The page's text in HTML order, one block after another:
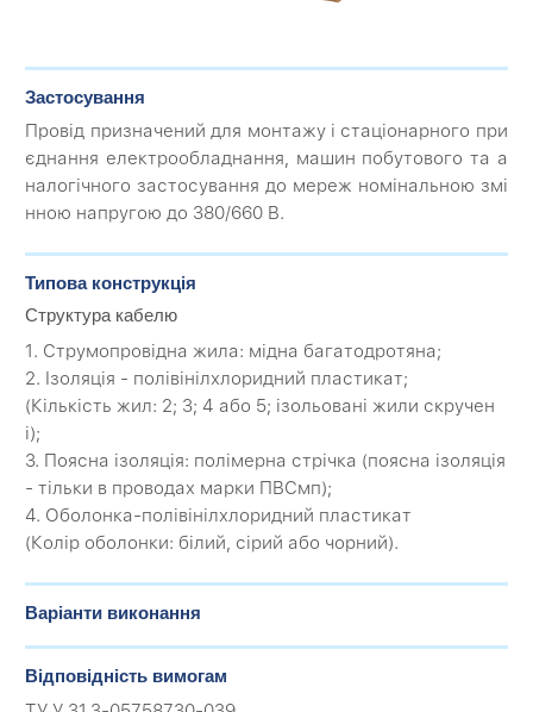
Застосування
Провід призначений для монтажу і стаціонарного при
єднання електрообладнання, машин побутового та а
налогічного застосування до мереж номінальною змі
нною напругою до 380/660 В.
Типова конструкція
Структура кабелю
1. Струмопровідна жила: мідна багатодротяна;
2. Ізоляція - полівінілхлоридний пластикат;
(Кількість жил: 2; 3; 4 або 5; ізольовані жили скручен
і);
3. Поясна ізоляція: полімерна стрічка (поясна ізоляція
- тільки в проводах марки ПВСмп);
4. Оболонка-полівінілхлоридний пластикат
(Колір оболонки: білий, сірий або чорний).
Варіанти виконання
Відповідність вимогам